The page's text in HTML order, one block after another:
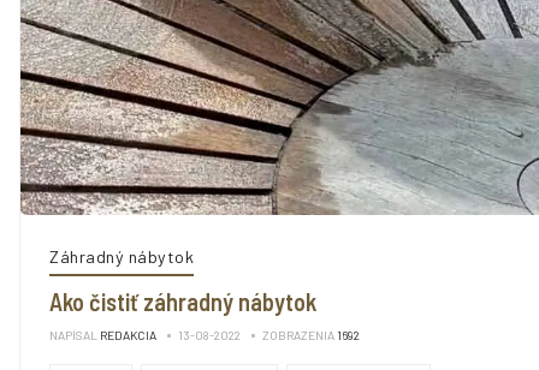
Záhradný nábytok
Ako čistiť záhradný nábytok
NAPÍSAL REDAKCIA 13-08-2022 ZOBRAZENIA 1692